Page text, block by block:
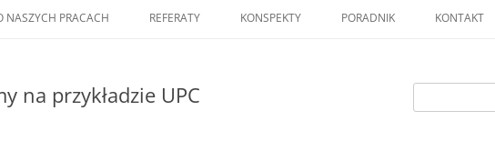
NASZYCH PRACACH REFERATY KONSPEKTY PORADNIK
JAK ZBIERAĆ I OPRACOWYWAĆ
KONTAKT
na przykładzie UPC